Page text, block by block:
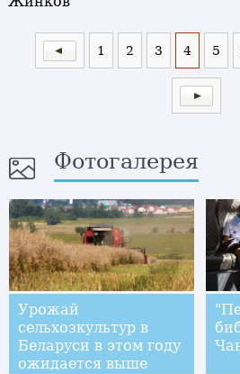
1 2 3 4 5
Фотогалерея
Урожай
сельхозкультур в
Беларуси в этом году
ожидается выше